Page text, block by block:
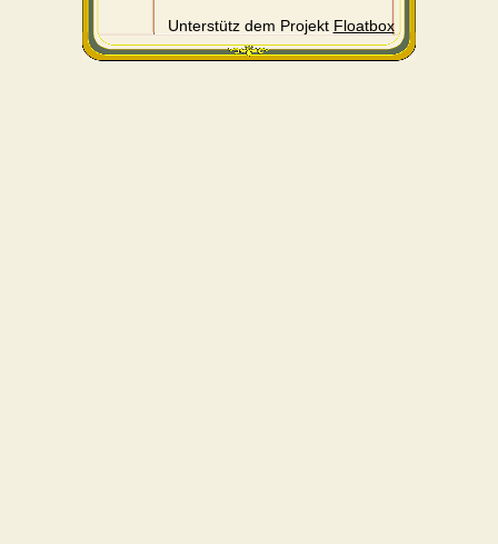
Unterstütz dem Projekt Floatbox